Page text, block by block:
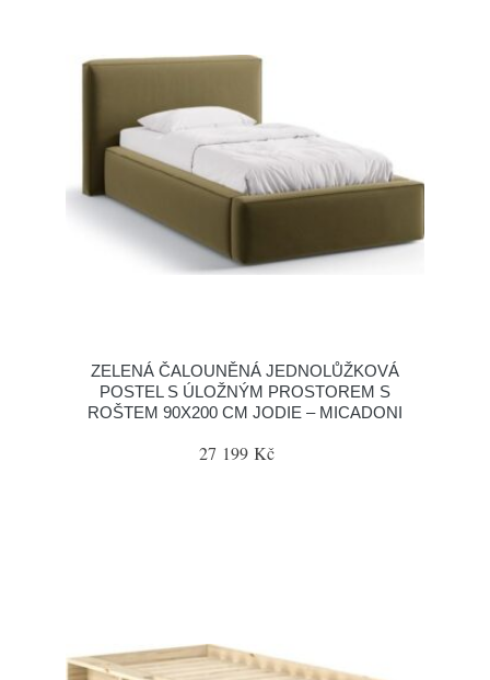
ZELENÁ ČALOUNĚNÁ JEDNOLŮŽKOVÁ
POSTEL S ÚLOŽNÝM PROSTOREM S
ROŠTEM 90X200 CM JODIE – MICADONI
27 199 Kč